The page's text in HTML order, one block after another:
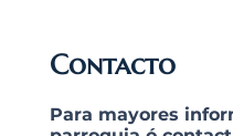
Contacto
Para mayores